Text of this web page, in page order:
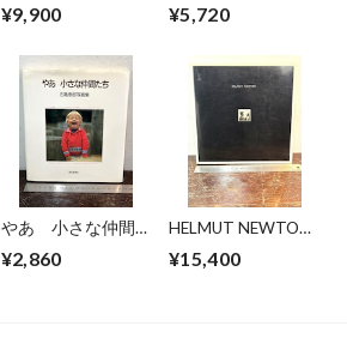
of Advertising
¥9,900
2
¥5,720
やあ 小さな仲間た
¥2,860
HELMUT NEWTON
¥15,400